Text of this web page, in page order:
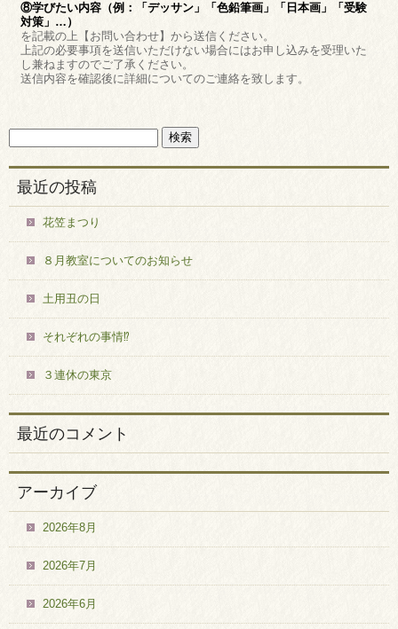
⑧学びたい内容（例：「デッサン」「色鉛筆画」「日本画」「受験
対策」…）
を記載の上【お問い合わせ】から送信ください。
上記の必要事項を送信いただけない場合にはお申し込みを受理いた
し兼ねますのでご了承ください。
送信内容を確認後に詳細についてのご連絡を致します。
最近の投稿
花笠まつり
８月教室についてのお知らせ
土用丑の日
それぞれの事情⁉
３連休の東京
最近のコメント
アーカイブ
2026年8月
2026年7月
2026年6月